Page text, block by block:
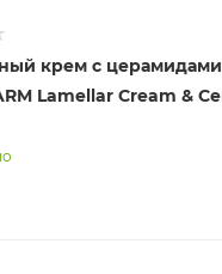
крем с церамидами